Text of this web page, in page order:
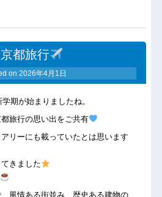
京都旅行
on 2026年4月1日
学期が始まりましたね。
旅行の思い出をご共有
リーにも載っていたとは思います
きました
風情ある街並み、歴史ある建物の